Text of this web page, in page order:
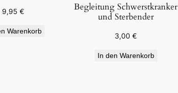
9,95 €
Warenkorb
Begleitung Schwerstkranker
und Sterbender
3,00 €
In den Warenkorb